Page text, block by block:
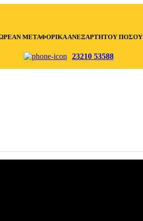
ΜΕΤΑΦΟΡΙΚΑ ΑΝΕΞΑΡΤΗΤΟΥ ΠΟΣΟΥ
23210 53588